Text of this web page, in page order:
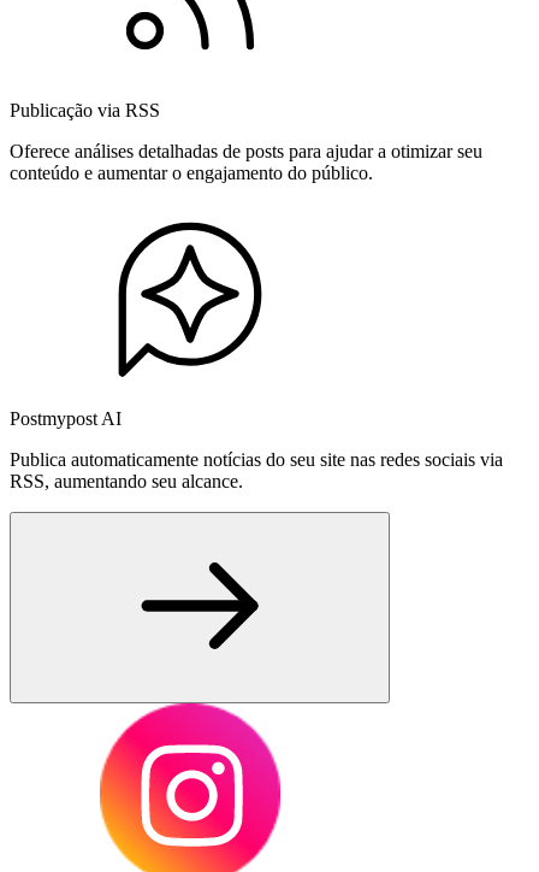
Publicação via RSS
Oferece análises detalhadas de posts para ajudar a otimizar seu
conteúdo e aumentar o engajamento do público.
Postmypost AI
Publica automaticamente notícias do seu site nas redes sociais via
RSS, aumentando seu alcance.